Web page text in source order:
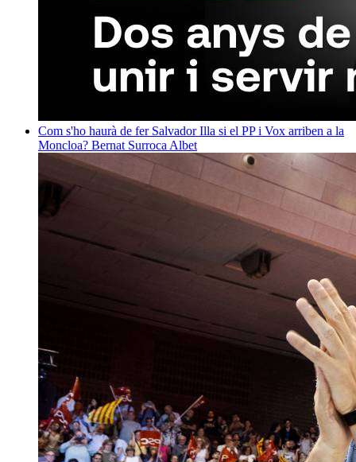
Com s'ho haurà de fer Salvador Illa si el PP i Vox arriben a la
Moncloa? Bernat Surroca Albet